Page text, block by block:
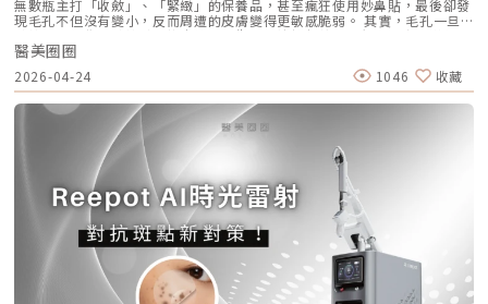
率的現代人來說，這讓它更容易被接受，成為許多人延緩老化、提升膚質的
首選。臨床案例分享以下為原廠提供的實際案例，透過Profhilo逆時針療
程，觀察治療前後肌膚狀態的變化，供大家參考了解療程效果。璞菲洛
Profhilo常見Q&AQ1：PROFHILO和水光療程有什麼差別？ 水光著重在肌
膚表層補水，讓皮膚變得水嫩透亮；而PROFHILO作用層次更深，不只補
水，還能活化膠原蛋白、彈力蛋白等細胞修復，提升整體彈性與緊緻度。它
的特點是透過穩定擴散來刺激肌膚自我修復，不靠刺激或破壞，適合想全面
改善膚況的人。Q2：可以和電波、音波等療程搭配嗎？ 可與電波、音波等
療程搭配使用，建議間隔約兩週，具體施打順序與時間需由醫師評估。電
波、音波術後可加速肌膚修復並延長效果，但需等皮膚完全降溫後再進行
Profhilo療程。施打前請務必諮詢醫師，遵從專業建議安排療程。Q3：璞
菲洛每年需要打幾次？ 一個完整療程通常包含三次施打，前兩次相隔約一
個月，第三次則可在四到六個月後進行。視個人膚況與需求，也可安排後續
加強療程，以延續效果。Q4：頸紋、手部老化也能打嗎？ 可以。Profhilo
在頸部與手背同樣有良好表現，能改善乾紋與鬆弛，是全方位肌膚重建療
程。Q5：是否適合所有膚質？ 大多數人皆可接受，但孕婦、哺乳中女性與
對玻尿酸過敏者不建議施打。Q6：哪些人適合做Profhilo？需要幾歲才能
做？Profhilo適合有初期老化、乾燥或鬆弛困擾的人，通常建議從30歲以後
就可以評估施作。特別推薦給希望改善膚況，又不想讓五官改變或產生膨脹
說，醫美的意義不在於把妳變成另外一個人，而在於「找回最巔峰狀態的
妳」。看著客人在治療後，重新對鏡子裡的自己露出自信的微笑，那是我身
技術，結合我對面部結構的美感理解，悉心守護妳每一寸肌膚的張力。如果
您也對輪廓的流失感到焦慮，或者正猶豫哪種療程最適合自己，歡迎預約來
診間，讓我們在一個放鬆、透明的環境下，一起討論出最適合您的減齡計
畫。
保護表皮，大幅提升舒適度既然要用熱能破壞深層的皮脂腺，表皮會不會被
燙傷？這正是 AviClear 的另一項核心專利。機器配備了專屬的 AviCool™
藍寶石接觸式冷卻系統。在雷射擊發前、擊發中與擊發後，冷卻系統會持續
將表皮溫度維持在安全的低溫狀態。這不僅能防止表皮熱傷害、避免術後反
黑，更大幅降低了療程中的痛感，讓患者在不需要敷麻藥的情況下（視個人
耐受度而定），也能順利完成治療。AviClear 戰痘雷射 vs. 藍雷射與傳統療
法：抗痘金大PK過去我們面對嚴重的青春痘，「吞口服A酸」幾乎是唯一的
終極解方。然而，隨著光電科技的突破，現代的醫美抗痘已經邁入了「精準
破壞皮脂腺」的新紀元。目前市面上討論度最高的兩大抗痘黑科技，分別是
AviClear 戰痘雷射與 CAPRI 藍雷射。雖然兩者都主打不吃藥、從根源控
油，但在波長與作用機制上卻有著根本的差異。我們該如何選擇？它們與傳
統的口服A酸又有什麼不同？以下為您全面解析。頂尖對決：AviClear 戰痘
雷射 vs. CAPRI 藍雷射這兩款都是目前熱門的無藥物抗痘雷射，雖然目標一
致，但「作戰策略」卻截然不同：1. AviClear 戰痘雷射（1726nm）：專
注皮脂腺的「源頭阻斷」作用原理：搭載專利 1726nm 波長，具備極高的
「油脂專一性」，能穿透皮膚精準鎖定並加熱肥大的皮脂腺，使其萎縮。核
心強項：直接從源頭切斷出油量並破壞痘痘的生長環境，主打極長效的抗痘
與控油效果，非常適合追求長期穩定膚況、不想依賴藥物的人。2. CAPRI
藍雷射（1450nm + 450nm）：控油＋殺菌的「雙效複合」作用原理：結
無數瓶主打「收斂」、「緊緻」的保養品，甚至瘋狂使用妙鼻貼，最後卻發
現毛孔不但沒有變小，反而周遭的皮膚變得更敏感脆弱。 其實，毛孔一旦
被撐大，就像是被撐鬆的橡皮筋，光靠日常塗抹保養品是很難「完全逆轉」
的。想要有效改善毛孔粗大，我們必須先搞懂你的毛孔是哪一種「型」，才
能對症下藥！這篇文章將帶你從日常保養到專業醫美療程，全面拯救毛孔粗
大的終極對策。為什麼我的毛孔會變大？揭開毛孔粗大的 6大元兇在探討怎
麼解決之前，我們得先抓出讓毛孔變大的罪魁禍首。毛孔粗大絕對不是單一
原因造成的，通常是以下幾個因素交織而成的結果：1. 【油脂型毛孔】：中
東油田的擴建工程毛孔是皮脂排出的主要通道。當你的皮脂腺天生比較發
達，或是受到氣溫升高、荷爾蒙波動、常吃高油高糖食物影響，導致出油量
大增時，通道就會被迫「擴建」來排出這些大量油脂。2. 【角質型毛孔】：
通道堵塞引發的連鎖反應健康的肌膚會自然代謝老廢角質，但如果代謝異
常，這些廢棄角質就會和皮脂、空氣中的髒污混合在一起，死死地堵塞在毛
孔開口。久而久之，毛孔就像被塞了軟木塞一樣，被越撐越大。3. 【老化型
毛孔】：膠原蛋白流失的初老警報真皮層中的「膠原蛋白」和「彈力蛋白」
就像是撐起毛孔的堅固地基。隨著年齡增長，或是長期不防曬導致的「光老
化」，地基流失、失去支撐力，毛孔邊緣的肌膚就會順著地心引力往下垂。
4. 【缺水型毛孔】：肌膚乾旱造成的表面危機這點常被許多人忽略！當角質
層極度缺水時，毛孔周圍的表皮細胞會像失去水分的蘋果一樣乾癟、萎縮，
無法飽滿排列。在細胞與細胞之間的縫隙變大之下，視覺上毛孔就顯得非常
醫美圈圈
2026-04-24 1046 收藏